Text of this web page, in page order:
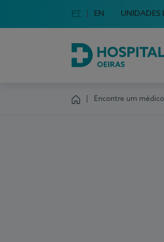
Escolha o seu idioma
Idioma em Português
PT English Language
EN UNIDADES
Hospital da Luz
Encontre um médico